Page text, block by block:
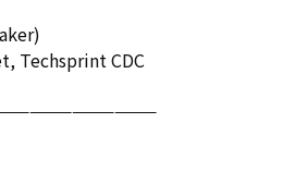
Techsprint CDC